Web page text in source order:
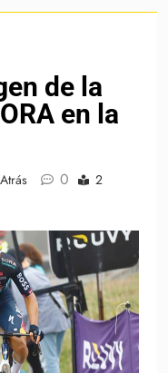
de la
en la
0
2